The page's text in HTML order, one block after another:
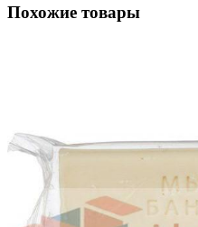
Похожие товары